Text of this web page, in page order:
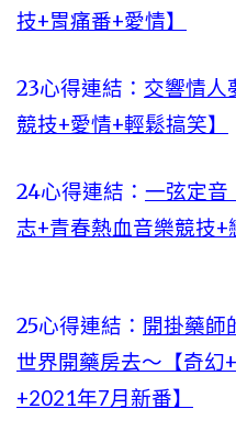
技+胃痛番+愛情】
23心得連結： 交響情人
競技+愛情+輕鬆搞笑】
24心得連結： 一弦定音
志+青春熱血音樂競技+
25心得連結： 開掛藥師
世界開藥房去～【奇幻
+2021年7月新番】